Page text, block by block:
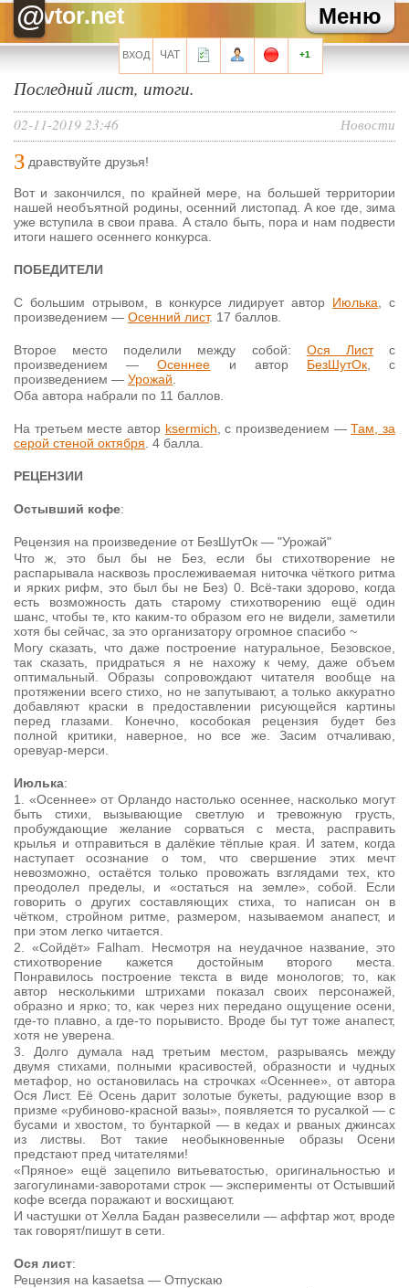
Меню
@vtor.net
Головной убор
с днем рождения, Полина!
Головной убор
обычно я всегда все путаю, но ведь сегодня же у Кофе
день рождения?
Придворный Шут
Все сообщения мини-чата
Запомнить?
Регистрация
Перейти на полную версию
ВХОД ЧАТ +1
Последний лист, итоги.
Новости
02-11-2019 23:46
З дравствуйте друзья!
Вот и закончился, по крайней мере, на большей территории
нашей необъятной родины, осенний листопад. А кое где, зима
уже вступила в свои права. А стало быть, пора и нам подвести
итоги нашего осеннего конкурса.
ПОБЕДИТЕЛИ
С большим отрывом, в конкурсе лидирует автор Июлька , с
произведением — Осенний лист. 17 баллов.
Второе место поделили между собой: Ося Листс
произведением —Осеннее и автор БезШутОк, с
произведением — Урожай
Оба автора набрали по 11 баллов.
На третьем месте автор ksermich , с произведением —Там, за
серой стеной октября . 4 балла.
РЕЦЕНЗИИ
Остывший кофе:
Рецензия на произведение от БезШутОк — "Урожай"
Что ж, это был бы не Без, если бы стихотворение не
распарывала насквозь прослеживаемая ниточка чёткого ритма
и ярких рифм, это был бы не Без) 0. Всё-таки здорово, когда
есть возможность дать старому стихотворению ещё один
шанс, чтобы те, кто каким-то образом его не видели, заметили
хотя бы сейчас, за это организатору огромное спасибо ~
Могу сказать, что даже построение натуральное, Безовское,
так сказать, придраться я не нахожу к чему, даже объем
оптимальный. Образы сопровождают читателя вообще на
протяжении всего стихо, но не запутывают, а только аккуратно
добавляют краски в предоставлении рисующейся картины
перед глазами. Конечно, кособокая рецензия будет без
полной критики, наверное, но все же. Засим отчаливаю,
оревуар-мерси.
Июлька:
1. «Осеннее» от Орландо настолько осеннее, насколько могут
быть стихи, вызывающие светлую и тревожную грусть,
пробуждающие желание сорваться с места, расправить
крылья и отправиться в далёкие тёплые края. И затем, когда
наступает осознание о том, что свершение этих мечт
невозможно, остаётся только провожать взглядами тех, кто
преодолел пределы, и «остаться на земле», собой. Если
говорить о других составляющих стиха, то написан он в
чётком, стройном ритме, размером, называемом анапест, и
при этом легко читается.
2. «Сойдёт» Falham. Несмотря на неудачное название, это
стихотворение кажется достойным второго места.
Понравилось построение текста в виде монологов; то, как
автор несколькими штрихами показал своих персонажей,
образно и ярко; то, как через них передано ощущение осени,
где-то плавно, а где-то порывисто. Вроде бы тут тоже анапест,
хотя не уверена.
3. Долго думала над третьим местом, разрываясь между
двумя стихами, полными красивостей, образности и чудных
метафор, но остановилась на строчках «Осеннее», от автора
Ося Лист. Её Осень дарит золотые букеты, радующие взор в
призме «рубиново-красной вазы», появляется то русалкой — с
бусами и хвостом, то бунтаркой — в кедах и рваных джинсах
из листвы. Вот такие необыкновенные образы Осени
предстают пред читателями!
«Пряное» ещё зацепило витьеватостью, оригинальностью и
загогулинами-заворотами строк — эксперименты от Остывший
кофе всегда поражают и восхищают.
И частушки от Хелла Бадан развеселили — аффтар жот, вроде
так говорят/пишут в сети.
Ося лист:
Рецензия на kasaetsa — Отпускаю